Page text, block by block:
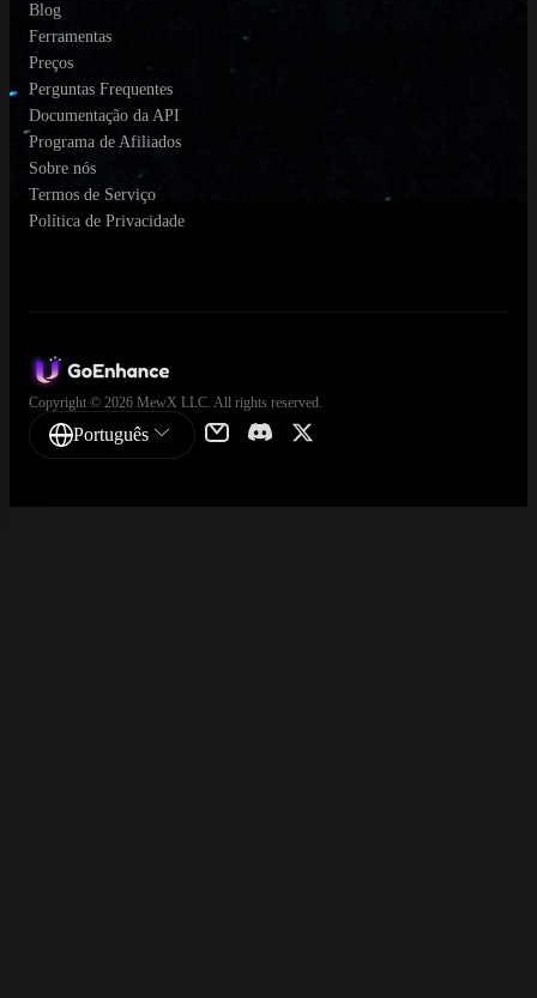
Blog
Ferramentas
Preços
Perguntas Frequentes
Documentação da API
Programa de Afiliados
Sobre nós
Termos de Serviço
Política de Privacidade
Copyright © 2026 MewX LLC. All rights reserved.
Português